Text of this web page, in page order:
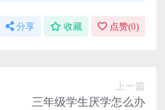
分享 收藏 点赞(0)
上一篇
三年级学生厌学怎么办